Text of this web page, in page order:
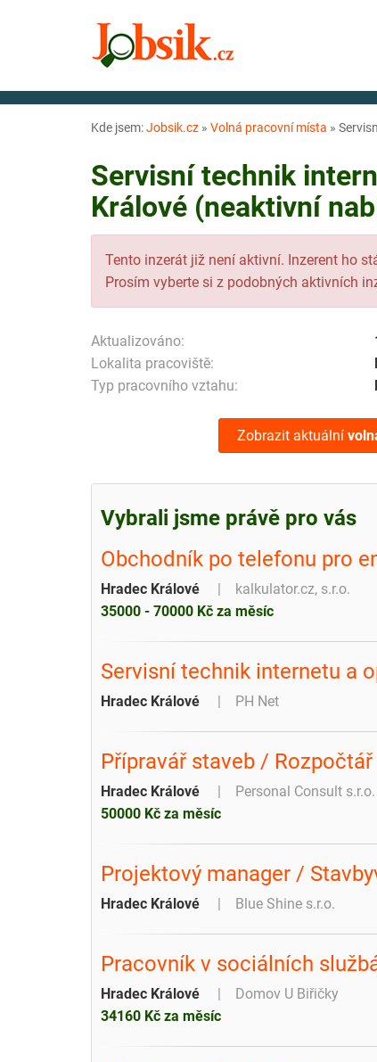
Kde jsem:Jobsik.cz » Volná pracovní místa »
Servisní technik
Králové (neaktivní
Tento inzerát již není aktivní. Inzerent ho
Prosím vyberte si z podobných aktivních
Aktualizováno:
Lokalita pracoviště:
Typ pracovního vztahu:
Zobrazit aktuální
Vybrali jsme právě pro vás
Obchodník po telefonu pro
Hradec Králové
kalkulator.cz, s.r.o.
35000 - 70000 Kč za měsíc
Servisní technik internetu a
Hradec Králové PH Net
Přípravář staveb / Rozpočtář
Hradec Králové
Personal Consult
50000 Kč za měsíc
Projektový manager /
Hradec Králové Blue Shine s.r.o.
Pracovník v sociálních
Hradec Králové
Domov U Biřičky
34160 Kč za měsíc